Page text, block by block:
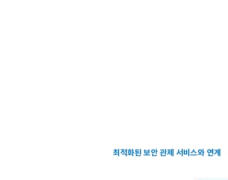
최적화된 보안 관제 서비스와 연계